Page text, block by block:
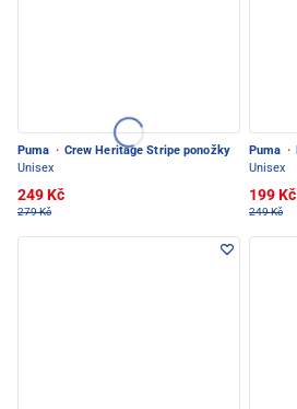
Puma · Crew Heritage Stripe ponožky
Unisex
249 Kč
279 Kč
Puma ·
Unisex
199 Kč
249 Kč